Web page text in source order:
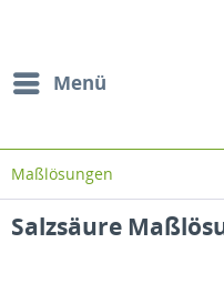
Menü
Maßlösungen
Salzsäure